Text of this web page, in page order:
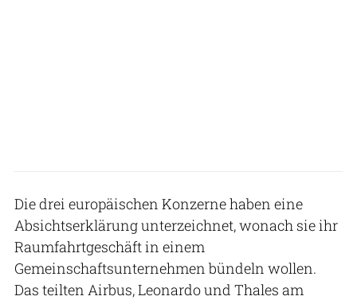
Die drei europäischen Konzerne haben eine
Absichtserklärung unterzeichnet, wonach sie ihr
Raumfahrtgeschäft in einem
Gemeinschaftsunternehmen bündeln wollen.
Das teilten Airbus, Leonardo und Thales am